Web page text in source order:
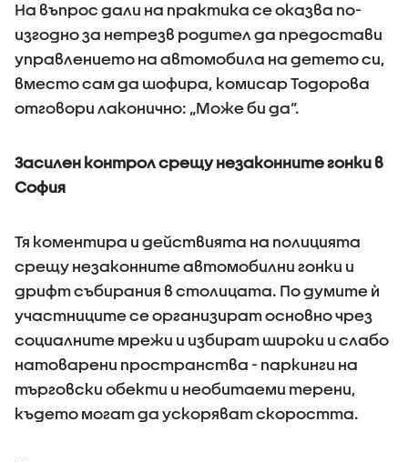
На въпрос дали на практика се оказва по-
изгодно за нетрезв родител да предостави
управлението на автомобила на детето си,
вместо сам да шофира, комисар Тодорова
отговори лаконично: „Може би да“.
Засилен контрол срещу незаконните гонки в
София
Тя коментира и действията на полицията
срещу незаконните автомобилни гонки и
дрифт събирания в столицата. По думите ѝ
участниците се организират основно чрез
социалните мрежи и избират широки и слабо
натоварени пространства - паркинги на
търговски обекти и необитаеми терени,
където могат да ускоряват скоростта.